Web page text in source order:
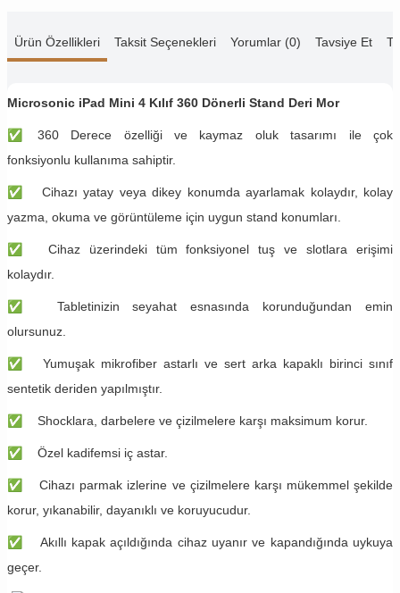
Ürün Özellikleri Taksit Seçenekleri Yorumlar (0) Tavsiye Et
Microsonic iPad Mini 4 Kılıf 360 Dönerli Stand Deri Mor
✅ 360 Derece özelliği ve kaymaz oluk tasarımı ile çok
fonksiyonlu kullanıma sahiptir.
✅ Cihazı yatay veya dikey konumda ayarlamak kolaydır, kolay
yazma, okuma ve görüntüleme için uygun stand konumları.
✅ Cihaz üzerindeki tüm fonksiyonel tuş ve slotlara erişimi
kolaydır.
✅ Tabletinizin seyahat esnasında korunduğundan emin
olursunuz.
✅ Yumuşak mikrofiber astarlı ve sert arka kapaklı birinci sınıf
sentetik deriden yapılmıştır.
✅ Shocklara, darbelere ve çizilmelere karşı maksimum korur.
✅ Özel kadifemsi iç astar.
✅Cihazı parmak izlerine ve çizilmelere karşı mükemmel şekilde
korur, yıkanabilir, dayanıklı ve koruyucudur.
✅ Akıllı kapak açıldığında cihaz uyanır ve kapandığında uykuya
geçer.